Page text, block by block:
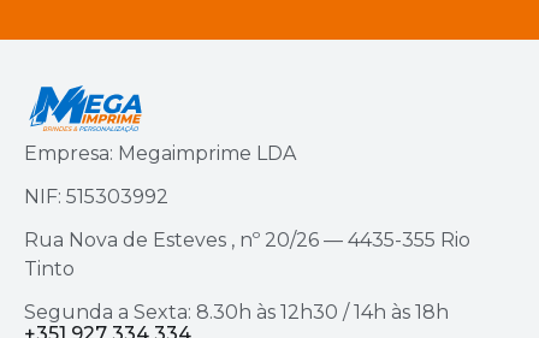
Empresa: Megaimprime LDA
NIF: 515303992
Rua Nova de Esteves , nº 20/26 — 4435-355 Rio
Tinto
Segunda a Sexta: 8.30h às 12h30 / 14h às 18h